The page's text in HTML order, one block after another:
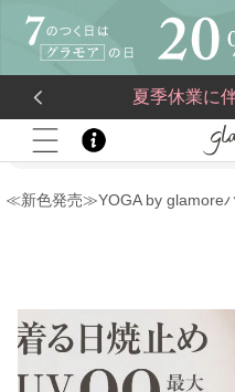
夏季休業に
HOME ブランド
YOGA by glamore (ヨガ バイ
≪新色発売≫YOGA by glamore